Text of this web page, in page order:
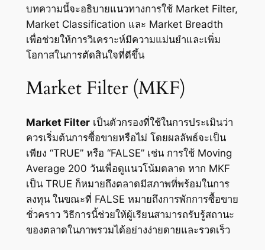
บทความนี้จะอธิบายแนวทางการใช้ Market Filter,
Market Classification และ Market Breadth
เพื่อช่วยให้การวิเคราะห์มีความแม่นยำและเพิ่ม
โอกาสในการตัดสินใจที่ดีขึ้น
Market Filter (MKF)
Market Filterเป็นตัวกรองที่ใช้ในการประเมินว่า
ควรเริ่มต้นการซื้อขายหรือไม่ โดยผลลัพธ์จะเป็น
เพียง “TRUE” หรือ “FALSE” เช่น การใช้ Moving
Average 200 วันเพื่อดูแนวโน้มตลาด หาก MKF
เป็น TRUE ก็หมายถึงตลาดมีสภาพที่พร้อมในการ
ลงทุน ในขณะที่ FALSE หมายถึงการพักการซื้อขาย
ชั่วคราว วิธีการนี้ช่วยให้ผู้เรียนสามารถรับรู้สถานะ
ของตลาดในภาพรวมได้อย่างง่ายดายและรวดเร็ว